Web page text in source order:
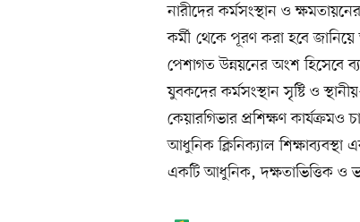
নারীদের কর্মসংস্থান ও
কর্মী থেকে পূরণ করা হবে জানিয়ে
পেশাগত উন্নয়নের অংশ হিসেবে
যুবকদের কর্মসংস্থান সৃষ্টি ও
কেয়ারগিভার প্রশিক্ষণ
আধুনিক ক্লিনিক্যাল শিক্ষাব্যবস্থা
একটি আধুনিক, দক্ষতাভিত্তিক ও